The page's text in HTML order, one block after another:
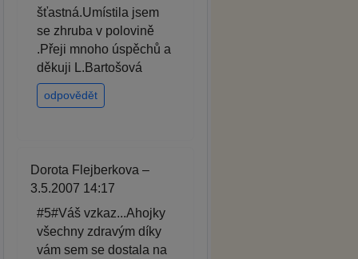
šťastná.Umístila jsem
se zhruba v polovině
.Přeji mnoho úspěchů a
děkuji L.Bartošová
odpovědět
Dorota Flejberkova –
3.5.2007 14:17
#5#Váš vzkaz...Ahojky
všechny zdravým díky
vám sem se dostala na